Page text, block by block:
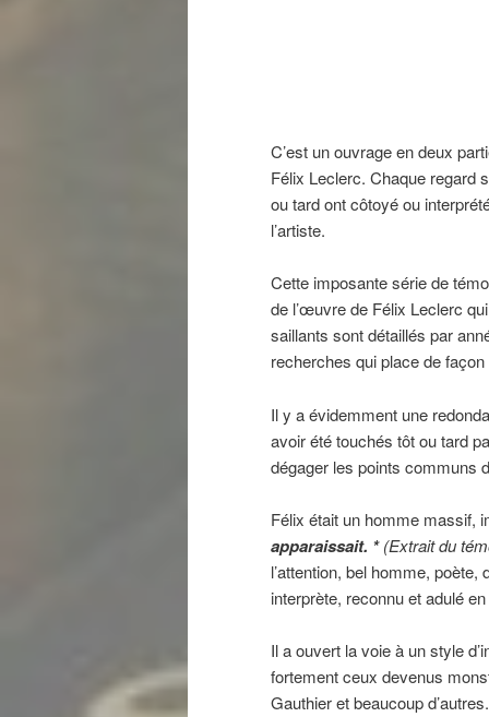
C’est un ouvrage en deux
Félix Leclerc. Chaque regard
ou tard ont côtoyé ou
l’artiste.
Cette imposante série de
de l’œuvre de Félix Leclerc
saillants sont détaillés par
recherches qui place de
Il y a évidemment une
avoir été touchés tôt ou tard
dégager les points communs
Félix était un homme massif,
apparaissait. *(Extrait du
l’attention, bel homme,
interprète, reconnu et adulé
Il a ouvert la voie à un style
fortement ceux devenus
Gauthier et beaucoup d’autres.